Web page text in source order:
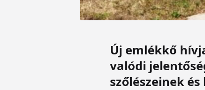
Új emlékkő
valódi
szőlészeinek